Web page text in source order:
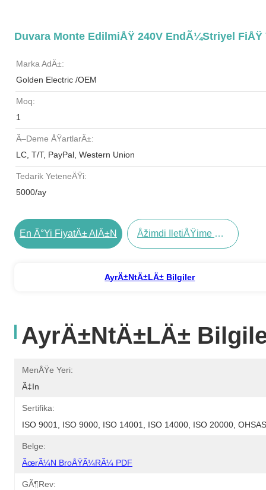
Duvara Monte EdilmiÅŸ 240V EndÃ¼striyel
Marka AdÄ±:
Golden Electric /OEM
Moq:
1
Ã–Deme ÅŸartlarÄ±:
LC, T/T, PayPal, Western Union
Tedarik YeteneÄŸi:
5000/ay
En Ä°yi FiyatÄ± AlÄ±n Åžimdi IletiÅŸime GeÃ§in
AyrÄ±ntÄ±lÄ± Bilgiler
AyrÄ±ntÄ±lÄ±
MenÅŸe Yeri:
Ã‡in
Sertifika:
ISO 9001, ISO 9000, ISO 14001, ISO 14000, ISO 20000,
Belge:
ÃœrÃ¼n BroÅŸÃ¼rÃ¼ PDF
GÃ¶rev: